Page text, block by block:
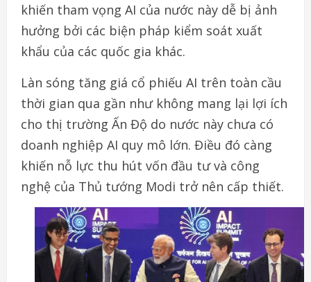
khiến tham vọng AI của nước này dễ bị ảnh
hưởng bởi các biện pháp kiểm soát xuất
khẩu của các quốc gia khác.
Làn sóng tăng giá cổ phiếu AI trên toàn cầu
thời gian qua gần như không mang lại lợi ích
cho thị trường Ấn Độ do nước này chưa có
doanh nghiệp AI quy mô lớn. Điều đó càng
khiến nỗ lực thu hút vốn đầu tư và công
nghệ của Thủ tướng Modi trở nên cấp thiết.